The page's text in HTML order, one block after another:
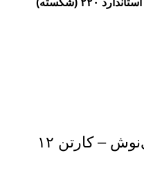
چای سبز ۵۰۰ گرمی کی‌نوش – کارتن ۱۲